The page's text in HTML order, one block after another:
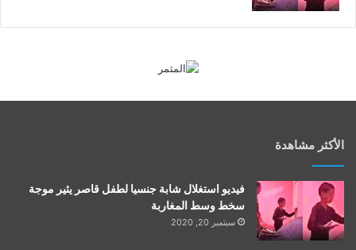
الأكثر مشاهدة
فيديو استغلال شابة جنسيا لطفل قاصر يثير موجة
سخط وسط المغاربة
سبتمبر 20, 2020